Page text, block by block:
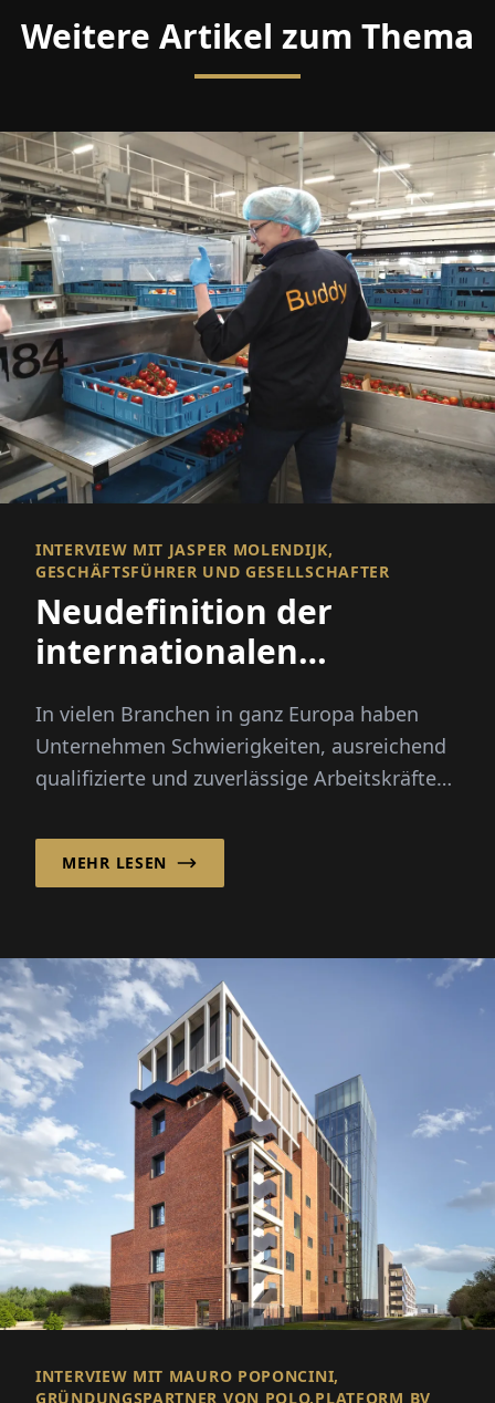
Weitere Artikel zum Thema
INTERVIEW MIT JASPER MOLENDIJK,
GESCHÄFTSFÜHRER UND GESELLSCHAFTER
Neudefinition der
internationalen
In vielen Branchen in ganz Europa haben
Unternehmen Schwierigkeiten, ausreichend
qualifizierte und zuverlässige Arbeitskräfte
Wandel und...
MEHR LESEN
INTERVIEW MIT MAURO POPONCINI,
GRÜNDUNGSPARTNER VON POLO.PLATFORM BV